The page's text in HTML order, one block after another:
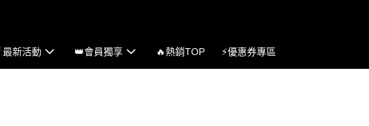
新活動 👑會員獨享 🔥熱銷TOP ⚡優惠券專區